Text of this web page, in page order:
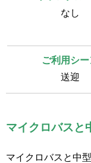
なし
送迎
マイクロバスと
マイクロバスと中